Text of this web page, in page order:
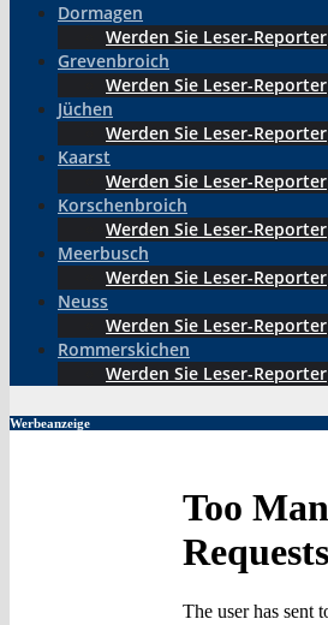
Dormagen
Werden Sie Leser-Reporter
Grevenbroich
Werden Sie Leser-Reporter
Jüchen
Werden Sie Leser-Reporter
Kaarst
Werden Sie Leser-Reporter
Korschenbroich
Werden Sie Leser-Reporter
Meerbusch
Werden Sie Leser-Reporter
Neuss
Werden Sie Leser-Reporter
Rommerskichen
Werden Sie Leser-Reporter
Werbeanzeige